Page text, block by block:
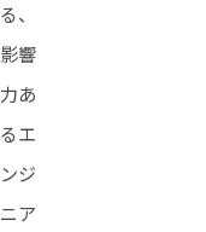
る、
影響
力あ
るエ
ンジ
ニア